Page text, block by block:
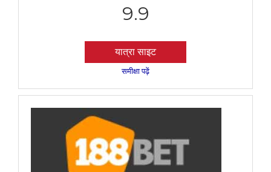
9.9
यात्रा साइट
समीक्षा पढ़ें